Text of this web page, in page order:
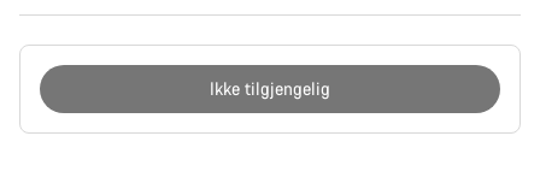
Ikke tilgjengelig